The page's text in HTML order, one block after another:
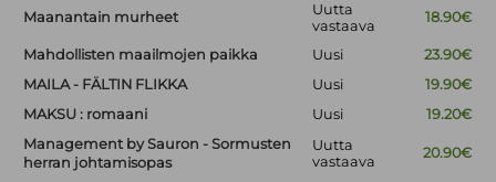
Maanantain murheet
Uutta
vastaava
18.90€
Mahdollisten maailmojen paikka Uusi
23.90€
MAILA - FÄLTIN FLIKKA
Uusi
19.90€
MAKSU : romaani
Uusi
19.20€
Management by Sauron - Sormusten
herran johtamisopas
Uutta
vastaava
20.90€